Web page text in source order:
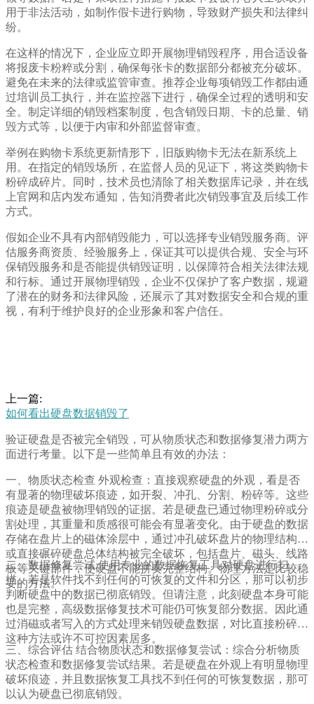
用于非法活动，如制作假卡进行购物，导致财产损失和法律纠
纷。
在这样的情况下，企业应立即开展物理销毁程序，用合适设备
将报废卡粉粹或分割，确保每张卡的数据部分都被充分破坏。
避免在未来的法律或监管审查。推荐企业每项销毁工作都由通
过培训员工执行，并在监控器下进行，确保全过程的透明和安
全。制定详细的销毁档案制度，包含销毁日期、卡的总量、销
毁方式等，以便于内审和外部监督审查。
举例在购物卡系统更新情形下，旧版购物卡无法在新系统上
用。在指定的销毁场所，在监督人员的见证下，将这类购物卡
粉碎成碎片。同时，技术员也清除了相关数据库记录，并在线
上官网和店内发布通知，告知消费者此次销毁事宜及后续工作
方式。
假如企业不具有内部销毁能力，可以选择专业销毁服务商。评
估服务商资质、经验服务上，保证其可以提供合规、安全与环
保销毁服务和是否能提供销毁证明，以保障符合相关法律法规
和行标。通过开展物理销毁，企业不仅保护了客户数据，规避
了潜在的财务和法律风险，还展示了其对数据安全和合规的重
视，有利于维护良好的企业形象和客户信任。
上一篇:
如何看出硬盘数据销毁了
验证硬盘是否被完全销毁，可从物质状态和数据修复潜力两方
面进行考量。以下是一些简单且有效的办法：
一、物质状态检查 外观检查：直接观察硬盘的外观，看是否
有显著的物理破坏痕迹，如开裂、冲孔、分割、粉碎等。这些
痕迹是硬盘被物理销毁的证据。若是硬盘已通过物理粉碎或分
割处理，其重量和质感很可能会有显著变化。由于硬盘的数据
存储在盘片上的磁体涂层中，通过冲孔破坏盘片的物理结构，
或直接碾碎硬盘总体结构被完全破坏，包括盘片、磁头、线路
板等关键部件，使硬盘不能拼奏完整结构。物理方法是比较稳
妥的方法。
二、数据修复尝试 使用专业的数据恢复工具对硬盘进行扫
描。若是软件找不到任何的可恢复的文件和分区，那可以初步
判断硬盘中的数据已彻底销毁。但请注意，此刻硬盘本身可能
也是完整，高级数据修复技术可能仍可恢复部分数据。因此通
过消磁或者写入的方式处理来销毁硬盘数据，对比直接粉碎，
这种方法或许不可控因素居多。
三、综合评估 结合物质状态和数据修复尝试：综合分析物质
状态检查和数据修复尝试结果。若是硬盘在外观上有明显物理
破坏痕迹，并且数据恢复工具找不到任何的可恢复数据，那可
以认为硬盘已彻底销毁。